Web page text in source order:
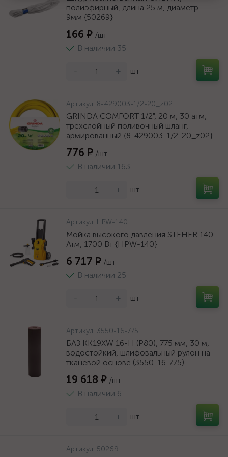
полиэфирный, длина 25 м, диаметр -
9мм {50269}
166 ₽ /шт
В наличии 35
+ шт
Артикул: 8-429003-1/2-20_z02
GRINDA COMFORT 1/2", 20 м, 30 атм,
трёхслойный поливочный шланг,
армированный {8-429003-1/2-20_z02}
776 ₽ /шт
В наличии 163
+ шт
Артикул: HPW-140
Мойка высокого давления STEHER 140
Атм, 1700 Вт {HPW-140}
6 717 ₽ /шт
В наличии 25
+ шт
Артикул: 3550-16-775
БАЗ KK19XW 16-H (Р80), 775 мм, 30 м,
водостойкий, шлифовальный рулон на
тканевой основе (3550-16-775)
19 618 ₽ /шт
В наличии 6
- + шт
Артикул: 50269